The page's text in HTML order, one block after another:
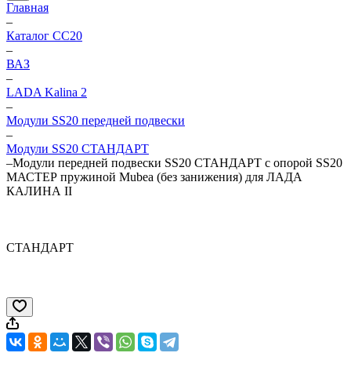
Главная
–
Каталог CC20
–
ВАЗ
–
LADA Kalina 2
–
Модули SS20 передней подвески
–
Модули SS20 СТАНДАРТ
–Модули передней подвески SS20 СТАНДАРТ c опорой SS20
МАСТЕР пружиной Mubea (без занижения) для ЛАДА
КАЛИНА II
СТАНДАРТ